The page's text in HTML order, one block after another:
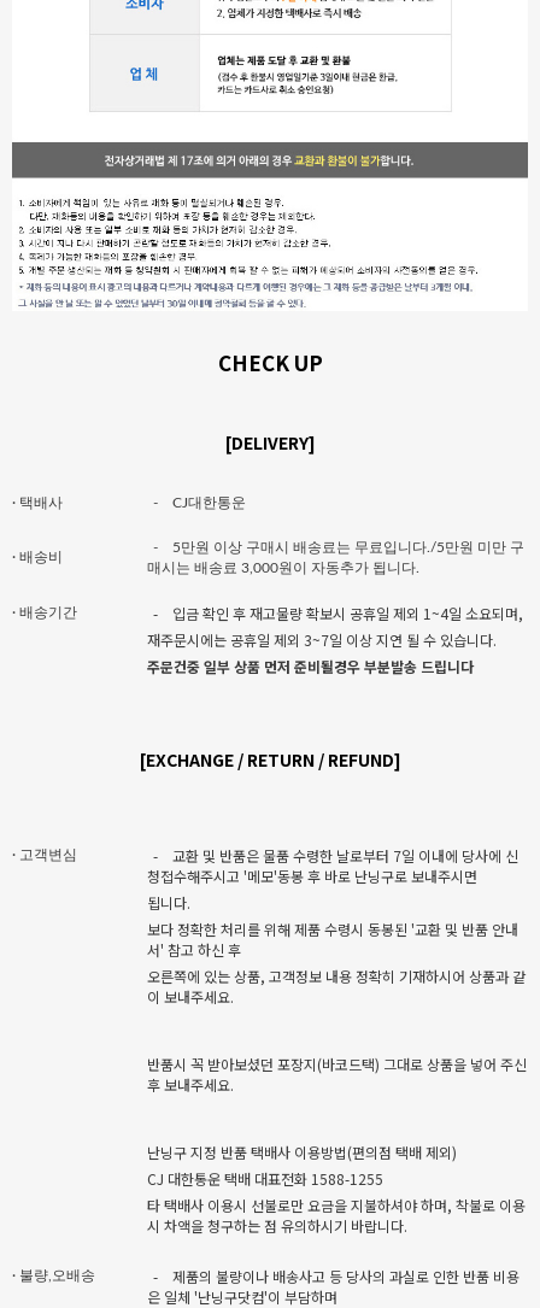
CHECK UP
[DELIVERY]
· 택배사 - CJ대한통운
· 배송비
-
5만원 이상 구매시 배송료는 무료입니다./5만원 미만 구
매시는 배송료 3,000원이 자동추가 됩니다.
· 배송기간 -
입금 확인 후 재고물량 확보시 공휴일 제외 1~4일 소요되며,
재주문시에는 공휴일 제외 3~7일 이상 지연 될 수 있습니다.
주문건중 일부 상품 먼저 준비될경우 부분발송 드립니다
[EXCHANGE / RETURN / REFUND]
· 고객변심 -
교환 및 반품은 물품 수령한 날로부터 7일 이내에 당사에 신
청접수해주시고 '메모'동봉 후 바로 난닝구로 보내주시면
됩니다.
보다 정확한 처리를 위해 제품 수령시 동봉된 '교환 및 반품 안내
서' 참고 하신 후
오른쪽에 있는 상품, 고객정보 내용 정확히 기재하시어 상품과 같
이 보내주세요.
반품시 꼭 받아보셨던 포장지(바코드택) 그대로 상품을 넣어 주신
후 보내주세요.
난닝구 지정 반품 택배사 이용방법(편의점 택배 제외)
CJ 대한통운 택배 대표전화 1588-1255
타 택배사 이용시 선불로만 요금을 지불하셔야 하며, 착불로 이용
시 차액을 청구하는 점 유의하시기 바랍니다.
· 불량,오배송 -
제품의 불량이나 배송사고 등 당사의 과실로 인한 반품 비용
은 일체 '난닝구닷컴'이 부담하며